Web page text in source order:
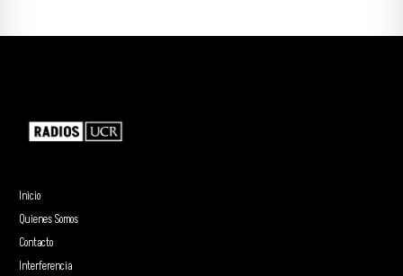
Inicio
Quienes Somos
Contacto
Interferencia